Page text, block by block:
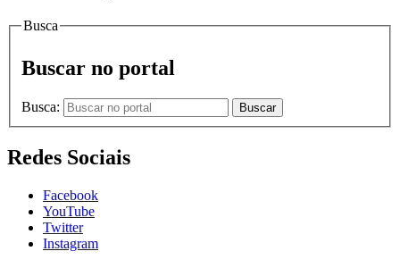
Busca
Buscar no portal
Busca: Buscar
Redes Sociais
Facebook
YouTube
Twitter
Instagram